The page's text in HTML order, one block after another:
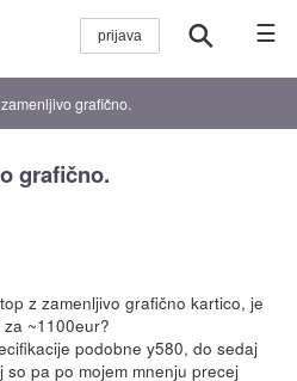
☰
grafično.
grafično.
z zamenljivo grafično kartico, je
~1100eur?
podobne y580, do sedaj
pa po mojem mnenju precej